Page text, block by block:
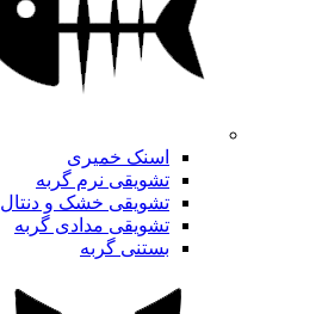
اسنک خمیری
تشویقی نرم گربه
تشویقی خشک و دنتال
تشویقی مدادی گربه
بستنی گربه